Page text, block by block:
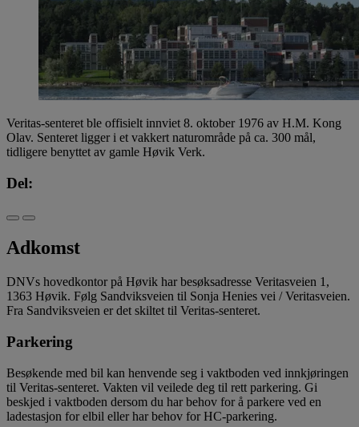
Veritas-senteret ble offisielt innviet 8. oktober 1976 av H.M. Kong
Olav. Senteret ligger i et vakkert naturområde på ca. 300 mål,
tidligere benyttet av gamle Høvik Verk.
Del:
Adkomst
DNVs hovedkontor på Høvik har besøksadresse Veritasveien 1,
1363 Høvik. Følg Sandviksveien til Sonja Henies vei / Veritasveien.
Fra Sandviksveien er det skiltet til Veritas-senteret.
Parkering
Besøkende med bil kan henvende seg i vaktboden ved innkjøringen
til Veritas-senteret. Vakten vil veilede deg til rett parkering. Gi
beskjed i vaktboden dersom du har behov for å parkere ved en
ladestasjon for elbil eller har behov for HC-parkering.